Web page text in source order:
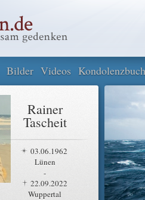
Bilder Videos Kondolenzbuch
Rainer
Tascheit
03.06.1962
Lünen
-
22.09.2022
Wuppertal